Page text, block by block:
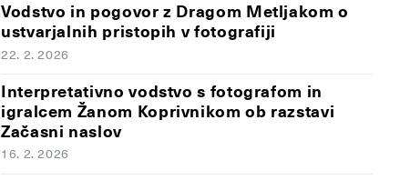
Vodstvo in pogovor z Dragom Metljakom o
ustvarjalnih pristopih v fotografiji
22. 2. 2026
Interpretativno vodstvo s fotografom in
igralcem Žanom Koprivnikom ob razstavi
Začasni naslov
16. 2. 2026